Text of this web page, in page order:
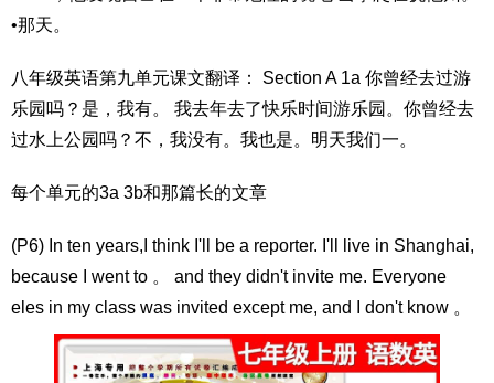
•那天。
八年级英语第九单元课文翻译： Section A 1a 你曾经去过游
乐园吗？是，我有。 我去年去了快乐时间游乐园。你曾经去
过水上公园吗？不，我没有。我也是。明天我们一。
每个单元的3a 3b和那篇长的文章
(P6) In ten years,I think I'll be a reporter. I'll live in Shanghai,
because I went to 。 and they didn't invite me. Everyone
eles in my class was invited except me, and I don't know 。